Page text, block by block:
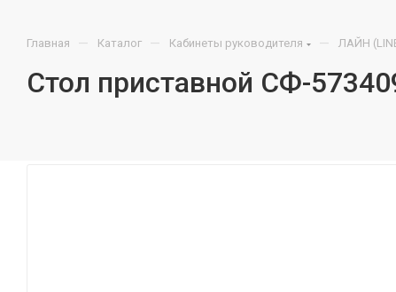
Главная — Каталог — Кабинеты руководителя — ЛАЙН
Стол приставной СФ-